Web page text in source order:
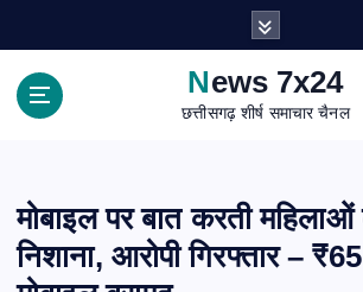
News 7x24
छत्तीसगढ़ शीर्ष समाचार चैनल
मोबाइल पर बात करती महिलाओं
निशाना, आरोपी गिरफ्तार –